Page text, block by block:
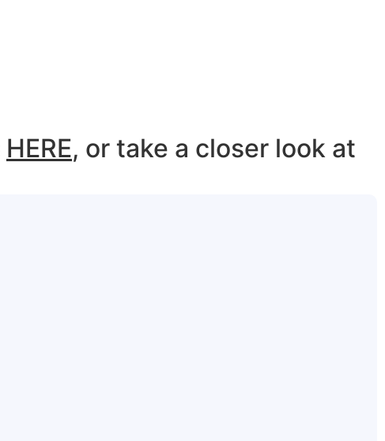
HERE, or take a closer look at